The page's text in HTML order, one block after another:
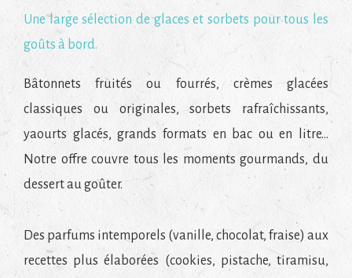
Une large sélection de glaces et sorbets pour tous les
goûts à bord.
Bâtonnets fruités ou fourrés, crèmes glacées
classiques ou originales, sorbets rafraîchissants,
yaourts glacés, grands formats en bac ou en litre…
Notre offre couvre tous les moments gourmands, du
dessert au goûter.
Des parfums intemporels (vanille, chocolat, fraise) aux
recettes plus élaborées (cookies, pistache, tiramisu,